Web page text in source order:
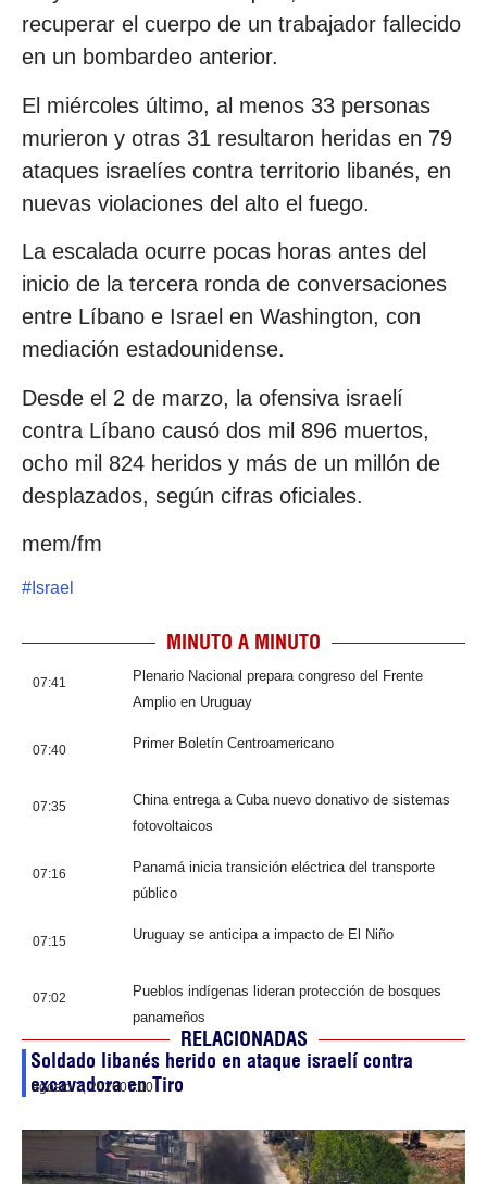
recuperar el cuerpo de un trabajador fallecido
en un bombardeo anterior.
El miércoles último, al menos 33 personas
murieron y otras 31 resultaron heridas en 79
ataques israelíes contra territorio libanés, en
nuevas violaciones del alto el fuego.
La escalada ocurre pocas horas antes del
inicio de la tercera ronda de conversaciones
entre Líbano e Israel en Washington, con
mediación estadounidense.
Desde el 2 de marzo, la ofensiva israelí
contra Líbano causó dos mil 896 muertos,
ocho mil 824 heridos y más de un millón de
desplazados, según cifras oficiales.
mem/fm
# Israel
MINUTO A MINUTO
07:41
Plenario Nacional prepara congreso del Frente
Amplio en Uruguay
07:40 Primer Boletín Centroamericano
07:35
China entrega a Cuba nuevo donativo de sistemas
fotovoltaicos
07:16
Panamá inicia transición eléctrica del transporte
público
07:15 Uruguay se anticipa a impacto de El Niño
07:02
Pueblos indígenas lideran protección de bosques
panameños
RELACIONADAS
Soldado libanés herido en ataque israelí contra
excavadora en Tiro
agosto 7, 202607:00